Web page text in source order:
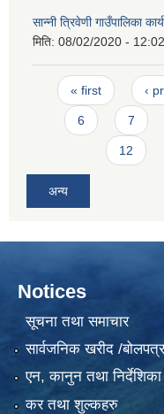
सान्नी त्रिवेणी गाउँपालिका
मिति: 08/02/2020 - 12:02
Pages
« first ‹
6 7
12
अन्य
Notices
सूचना तथा समाचार
सार्वजनिक खरीद /
एन, कानुन तथा निर्देशिका
कर तथा शुल्कहरु